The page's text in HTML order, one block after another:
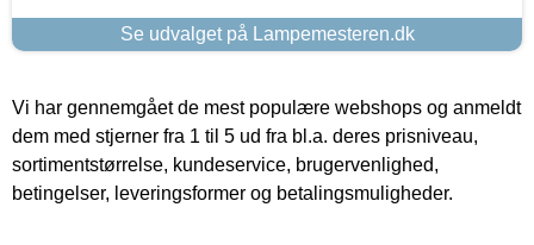
Se udvalget på Lampemesteren.dk
Vi har gennemgået de mest populære webshops og anmeldt
dem med stjerner fra 1 til 5 ud fra bl.a. deres prisniveau,
sortimentstørrelse, kundeservice, brugervenlighed,
betingelser, leveringsformer og betalingsmuligheder.